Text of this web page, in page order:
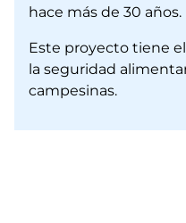
hace más de 30 años.
Este proyecto tiene
la seguridad
campesinas.